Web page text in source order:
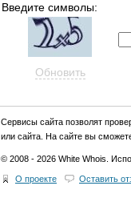
Введите символы:
Обновить
Cервиcы сайта позволят
или сайта. На сайте вы
© 2008 - 2026 White Whois.
О проекте Оставить